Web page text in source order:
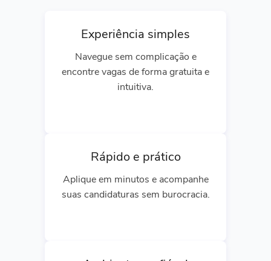
Experiência simples
Navegue sem complicação e
encontre vagas de forma gratuita e
intuitiva.
Rápido e prático
Aplique em minutos e acompanhe
suas candidaturas sem burocracia.